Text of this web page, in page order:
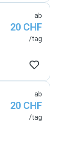
ab
20 CHF
/tag
ab
20 CHF
/tag